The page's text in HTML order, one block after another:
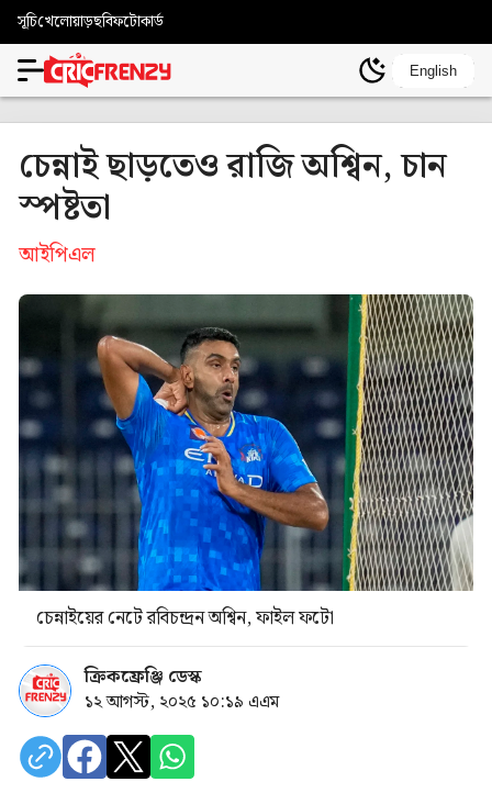
সূচিখেলোয়াড়ছবিফটোকার্ড
English
চেন্নাই ছাড়তেও রাজি অশ্বিন, চান
স্পষ্টতা
আইপিএল
চেন্নাইয়ের নেটে রবিচন্দ্রন অশ্বিন, ফাইল ফটো
ক্রিকফ্রেঞ্জি ডেস্ক
১২ আগস্ট, ২০২৫ ১০:১৯ এএম